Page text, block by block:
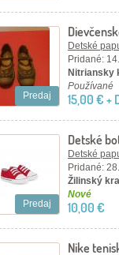
Predaj
KORNECKI
Detské
Pridané:
Nitriansky
Používané
15,00 € +
Predaj
Detské
Detské
Pridané:
Žilinský
Nové
10,00 €
Nike